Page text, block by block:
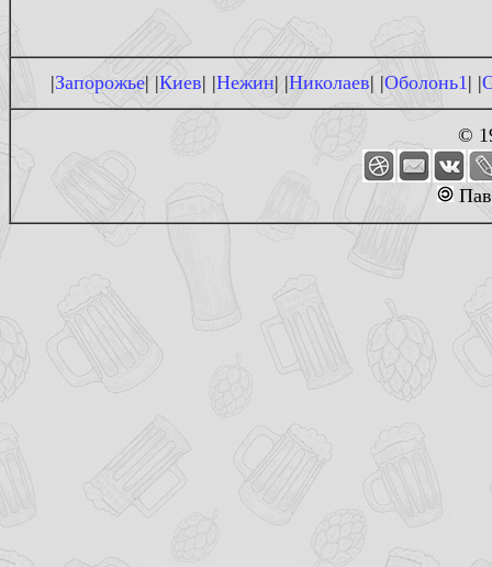
|Запорожье| |Киев| |Нежин| |Николаев| |Оболонь1| |
©